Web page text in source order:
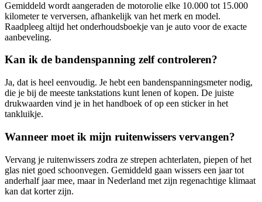
Gemiddeld wordt aangeraden de motorolie elke 10.000 tot 15.000
kilometer te verversen, afhankelijk van het merk en model.
Raadpleeg altijd het onderhoudsboekje van je auto voor de exacte
aanbeveling.
Kan ik de bandenspanning zelf controleren?
Ja, dat is heel eenvoudig. Je hebt een bandenspanningsmeter nodig,
die je bij de meeste tankstations kunt lenen of kopen. De juiste
drukwaarden vind je in het handboek of op een sticker in het
tankluikje.
Wanneer moet ik mijn ruitenwissers vervangen?
Vervang je ruitenwissers zodra ze strepen achterlaten, piepen of het
glas niet goed schoonvegen. Gemiddeld gaan wissers een jaar tot
anderhalf jaar mee, maar in Nederland met zijn regenachtige klimaat
kan dat korter zijn.